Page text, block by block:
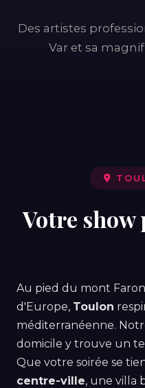
Des artistes
Var et sa
Votre show
Au pied du mont
d'Europe, Toulon
méditerranéenne.
domicile y trouve un
Que votre soirée se
centre-ville, une villa